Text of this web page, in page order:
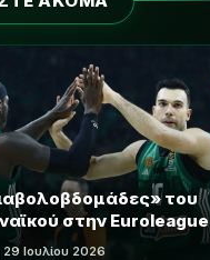
του
στην Euroleague
Ιουλίου 2026